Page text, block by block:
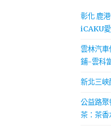
彰化 鹿
iCAKU
雲林汽
鋪-雲科
新北三峽
公益路
茶：茶香